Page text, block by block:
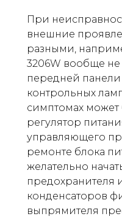
При
внешние
разными,
3206W вообще не
передней
контрольных
симптомах может
регулятор
управляющего
ремонте блока
желательно
предохранителя
конденсаторов
выпрямителя